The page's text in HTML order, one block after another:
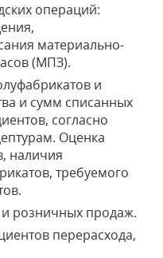
операций:
материально-
(МПЗ).
и
и сумм списанных
согласно
Оценка
наличия
требуемого
и розничных продаж.
перерасхода,